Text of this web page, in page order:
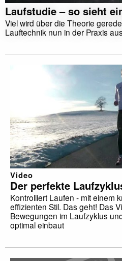
Laufstudie – so sieht
Viel wird über die Theorie
Lauftechnik nun in der Praxis
Video
Der perfekte
Kontrolliert Laufen - mit einem
effizienten Stil. Das geht! Das
Bewegungen im Laufzyklus
optimal einbaut